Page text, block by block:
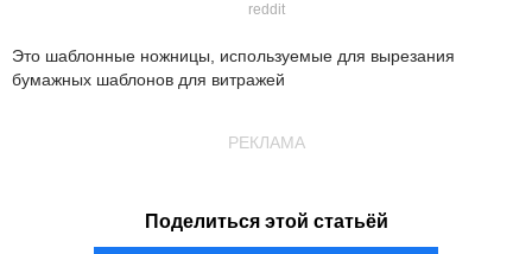
reddit
Это шаблонные ножницы, используемые для вырезания
бумажных шаблонов для витражей
РЕКЛАМА
Поделиться этой статьёй